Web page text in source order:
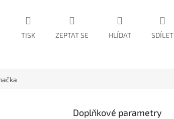
TISK ZEPTAT SE HLÍDAT SDÍLET
Doplňkové parametry